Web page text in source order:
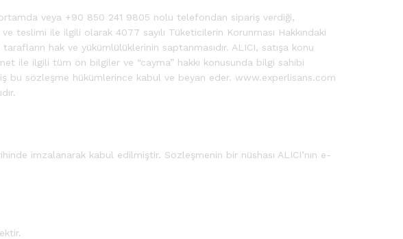
veya +90 850 241 9805 nolu telefondan sipariş verdiği,
teslimi ile ilgili olarak 4077 sayılı Tüketicilerin Korunması Hakkındaki
hak ve yükümlülüklerinin saptanmasıdır. ALICI, satışa konu
ile ilgili tüm ön bilgiler ve “cayma” hakkı konusunda bilgi sahibi
sözleşme hükümlerince kabul ve beyan eder. www.experlisans.com
imzalanarak kabul edilmiştir. Sözleşmenin bir nüshası ALICI’nın e-